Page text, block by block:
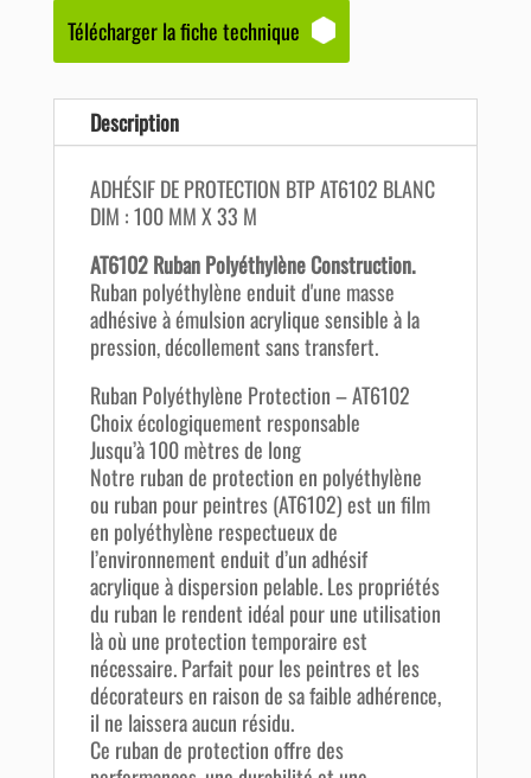
Télécharger la fiche technique
Description
ADHÉSIF DE PROTECTION BTP AT6102 BLANC
DIM : 100 MM X 33 M
AT6102 Ruban Polyéthylène Construction.
Ruban polyéthylène enduit d'une masse
adhésive à émulsion acrylique sensible à la
pression, décollement sans transfert.
Ruban Polyéthylène Protection – AT6102
Choix écologiquement responsable
Jusqu’à 100 mètres de long
Notre ruban de protection en polyéthylène
ou ruban pour peintres (AT6102) est un film
en polyéthylène respectueux de
l’environnement enduit d’un adhésif
acrylique à dispersion pelable. Les propriétés
du ruban le rendent idéal pour une utilisation
là où une protection temporaire est
nécessaire. Parfait pour les peintres et les
décorateurs en raison de sa faible adhérence,
il ne laissera aucun résidu.
Ce ruban de protection offre des